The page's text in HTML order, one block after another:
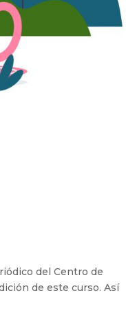
del Centro de
de este curso. Así